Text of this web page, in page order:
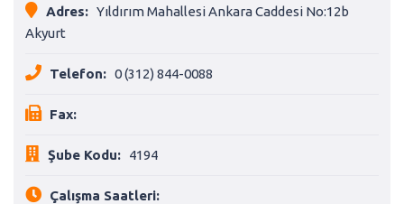
Adres: Yıldırım Mahallesi Ankara Caddesi No:12b
Akyurt
Telefon: 0 (312) 844-0088
Fax:
Şube Kodu: 4194
Çalışma Saatleri: